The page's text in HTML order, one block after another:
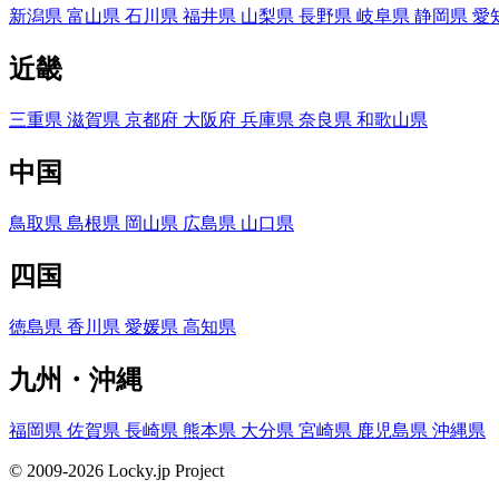
新潟県 富山県 石川県 福井県 山梨県 長野県 岐阜県 静岡県 愛
近畿
三重県 滋賀県 京都府 大阪府 兵庫県 奈良県 和歌山県
中国
鳥取県 島根県 岡山県 広島県 山口県
四国
徳島県 香川県 愛媛県 高知県
九州・沖縄
福岡県 佐賀県 長崎県 熊本県 大分県 宮崎県 鹿児島県 沖縄県
© 2009-2026 Locky.jp Project